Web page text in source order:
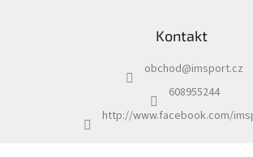
c
í
r
v
y
Kontakt
obchod@imsport.cz
608955244
http://www.facebook.com/